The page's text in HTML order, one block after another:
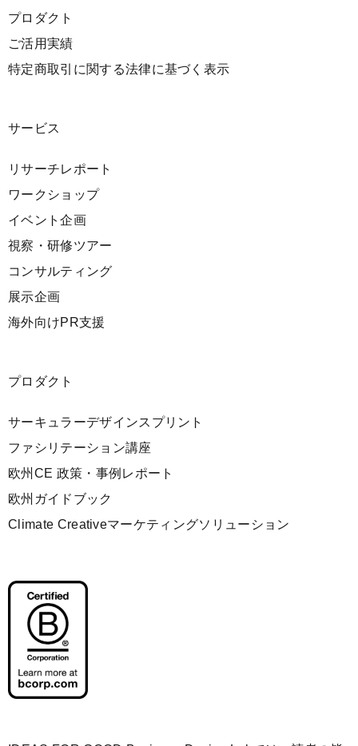
プロダクト
ご活用実績
特定商取引に関する法律に基づく表示
サービス
リサーチレポート
ワークショップ
イベント企画
視察・研修ツアー
コンサルティング
展示企画
海外向けPR支援
プロダクト
サーキュラーデザインスプリント
ファシリテーション講座
欧州CE 政策・事例レポート
欧州ガイドブック
Climate Creativeマーケティングソリューション